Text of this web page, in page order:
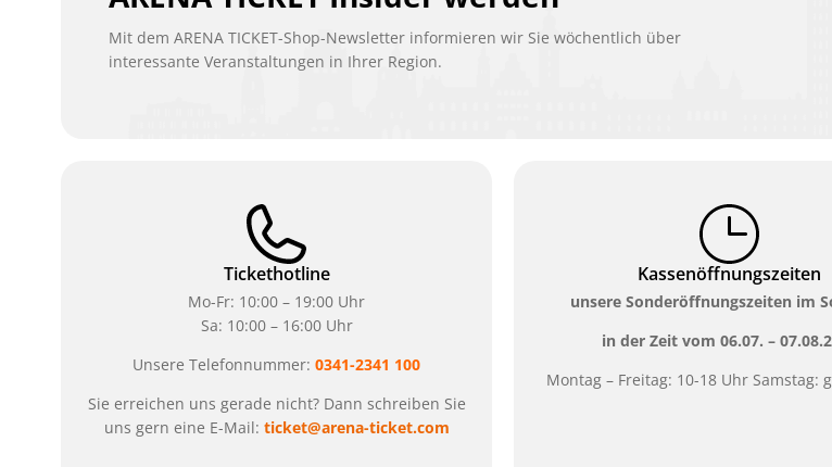
Mit dem ARENA TICKET-Shop-Newsletter informieren wir Sie wöchentlich über
interessante Veranstaltungen in Ihrer Region.
Tickethotline
Mo-Fr: 10:00 – 19:00 Uhr
Sa: 10:00 – 16:00 Uhr
Unsere Telefonnummer:0341-2341 100
Sie erreichen uns gerade nicht? Dann schreiben Sie
uns gern eine E-Mail: ticket@arena-ticket.com
Kassenöffnungszeiten
unsere Sonderöffnungszeiten im
in der Zeit vom 06.07. –
Montag – Freitag: 10-18 Uhr Samstag: